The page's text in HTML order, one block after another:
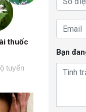
thuốc
tuyến
Bạn